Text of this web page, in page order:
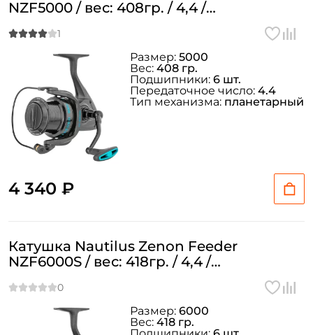
NZF5000 / вес: 408гр. / 4,4 /
4 340 ₽
Размер: 5000
Вес: 408 гр.
Подшипники: 6 шт.
Передаточное число: 4.4
Тип механизма: планетарный
Катушка Nautilus Zenon Feeder
NZF6000S / вес: 418гр. / 4,4 /
Размер: 6000
Вес: 418 гр.